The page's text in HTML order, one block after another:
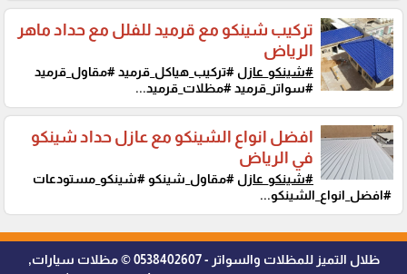
تركيب شينكو مع قرميد للفلل مع حداد ماهر
الرياض
#شينكو_عازل #تركيب_هياكل_قرميد #مقاول_قرميد
#سواتر_قرميد #مظلات_قرميد...
افضل انواع الشينكو مع عازل حداد شينكو
في الرياض
#شينكو_عازل #مقاول_شينكو #شينكو_مستودعات
#افضل_انواع_الشينكو...
ظلال التميز للمظلات والسواتر - 0538402607 © مظلات سيارات,